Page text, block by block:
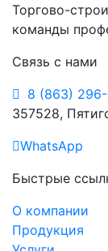
Торгово-
команды
Связь с нами
8 (863)
357528,
WhatsApp
Быстрые
О компании
Продукция